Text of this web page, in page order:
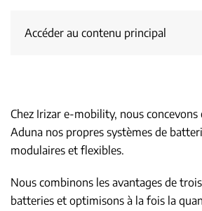
Accéder au contenu principal
Chez Irizar e-mobility, nous
Aduna nos propres systèmes de
modulaires et flexibles.
Nous combinons les avantages de
batteries et optimisons à la fois la